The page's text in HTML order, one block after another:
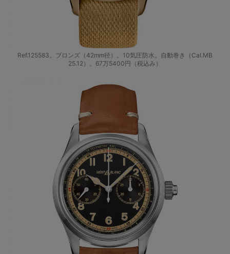
Ref.125583。ブロンズ（42mm径）。10気圧防水。自動巻き（Cal.MB
25.12）。67万5400円（税込み）